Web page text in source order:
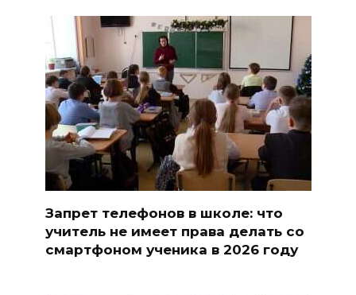
Запрет телефонов в школе: что
учитель не имеет права делать со
смартфоном ученика в 2026 году